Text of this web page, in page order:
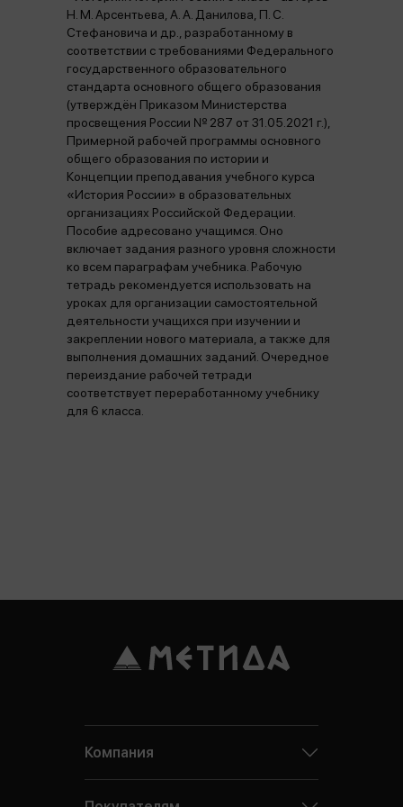
Н. М. Арсентьева, А. А. Данилова, П. С.
Стефановича и др., разработанному в
соответствии с требованиями Федерального
государственного образовательного
стандарта основного общего образования
(утверждён Приказом Министерства
просвещения России № 287 от 31.05.2021 г.),
Примерной рабочей программы основного
общего образования по истории и
Концепции преподавания учебного курса
«История России» в образовательных
организациях Российской Федерации.
Пособие адресовано учащимся. Оно
включает задания разного уровня сложности
ко всем параграфам учебника. Рабочую
тетрадь рекомендуется использовать на
уроках для организации самостоятельной
деятельности учащихся при изучении и
закреплении нового материала, а также для
выполнения домашних заданий. Очередное
переиздание рабочей тетради
соответствует переработанному учебнику
для 6 класса.
Компания